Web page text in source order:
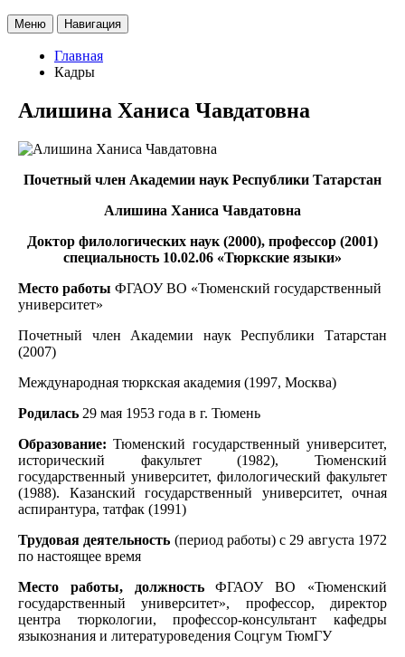
Меню Навигация
Главная
Кадры
Алишина Ханиса Чавдатовна
Почетный член Академии наук Республики Татарстан
Алишина Ханиса Чавдатовна
Доктор филологических наук (2000), профессор (2001)
специальность 10.02.06 «Тюркские языки»
Место работы ФГАОУ ВО «Тюменский государственный
университет»
Почетный член Академии наук Республики Татарстан
(2007)
Международная тюркская академия (1997, Москва)
Родилась 29 мая 1953 года в г. Тюмень
Образование: Тюменский государственный университет,
исторический факультет (1982), Тюменский
государственный университет, филологический факультет
(1988). Казанский государственный университет, очная
аспирантура, татфак (1991)
Трудовая деятельность (период работы) с 29 августа 1972
по настоящее время
Место работы, должностьФГАОУ ВО «Тюменский
государственный университет», профессор, директор
центра тюркологии, профессор-консультант кафедры
языкознания и литературоведения Соцгум ТюмГУ